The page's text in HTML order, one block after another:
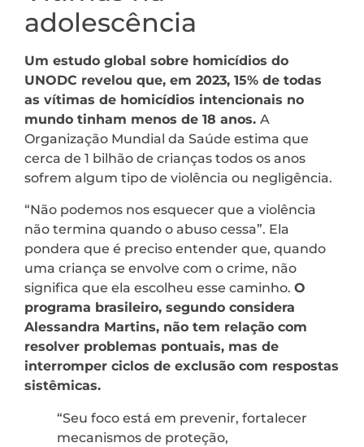
adolescência
Um estudo global sobre homicídios do
UNODC revelou que, em 2023, 15% de todas
as vítimas de homicídios intencionais no
mundo tinham menos de 18 anos. A
Organização Mundial da Saúde estima que
cerca de 1 bilhão de crianças todos os anos
sofrem algum tipo de violência ou negligência.
“Não podemos nos esquecer que a violência
não termina quando o abuso cessa”. Ela
pondera que é preciso entender que, quando
uma criança se envolve com o crime, não
significa que ela escolheu esse caminho. O
programa brasileiro, segundo considera
Alessandra Martins, não tem relação com
resolver problemas pontuais, mas de
interromper ciclos de exclusão com respostas
sistêmicas.
“Seu foco está em prevenir, fortalecer
mecanismos de proteção,